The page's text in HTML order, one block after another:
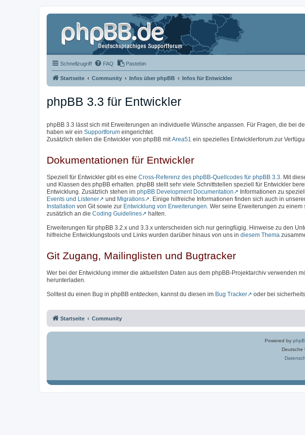
Schnellzugriff FAQ Pastebin
Startseite Community Infos über phpBB Infos für Entwickler
phpBB 3.3 für Entwickler
phpBB 3.3 lässt sich mit Erweiterungen an individuelle Wünsche anpassen. Für Fragen, die bei
haben wir ein Supportforum eingerichtet.
Zusätzlich stellen die Entwickler von phpBB mitArea51 ein spezielles Entwicklerforum zur
Dokumentationen für Entwickler
Speziell für Entwickler gibt es eine Cross-Referenz des phpBB-Quellcodes für phpBB 3.3 . Mit
und Klassen des phpBB erhalten. phpBB stellt sehr viele Schnittstellen speziell für Entwickler
Entwicklung. Zusätzlich stehen im phpBB Development Documentation
Informationen zu
Events und Listener
und Migrations . Einige hilfreiche Informationen finden sich auch in
Installation von Git sowie zur Entwicklung von Erweiterungen . Wer seine Erweiterungen zu
zusätzlich an die Coding Guidelines halten.
Erweiterungen für phpBB 3.2.x und 3.3.x unterscheiden sich nur geringfügig. Hinweise zu den
hilfreiche Entwicklungstools und Links wurden darüber hinaus von uns in diesem Thema
Git Zugang, Mailinglisten und Bugtracker
Wer bei der Entwicklung immer die aktuellsten Daten aus dem phpBB-Projektarchiv verwenden
herunterladen.
Solltest du einen Bug in phpBB entdecken, kannst du diesen im Bug Tracker oder bei
Startseite Community
Powered by
Deutsche